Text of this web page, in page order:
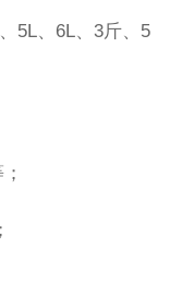
5L、6L、3斤、5